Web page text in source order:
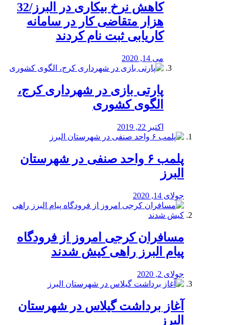
کاهش نرخ بیکاری در البرز/32
هزار متقاضی کار در سامانه
کاریابی ثبت نام کردند
می 14, 2020
پارتی بازی در شهرداری کرج،
الگوی کشوری
اکتبر 22, 2019
پلمب ۶ واحد صنفی در شهرستان
البرز
جولای 14, 2020
مسافران کرجی امروز از فرودگاه
پیام البرز راهی کیش شدند
جولای 2, 2020
آغاز برداشت گیلاس در شهرستان
البرز